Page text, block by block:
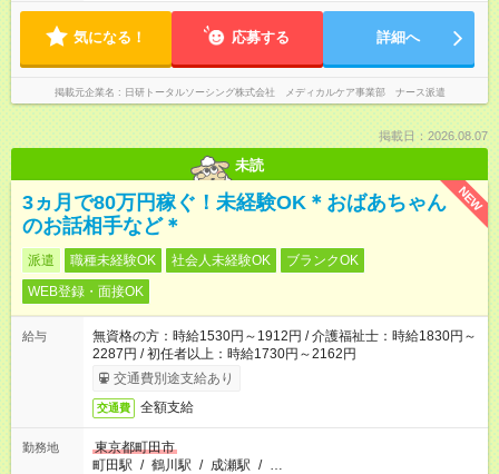
気になる！ 応募する 詳細へ
掲載元企業名 日研トータルソーシング株式会社 メディカルケア事業部 ナース派遣
掲載日：2026.08.07
未読
NEW
3ヵ月で80万円稼ぐ！未経験OK＊おばあちゃん
のお話相手など＊
派遣 職種未経験OK 社会人未経験OK
ブランクOK
WEB登録・面接OK
給与
無資格の方：時給1530円～1912円 / 介護福祉士：時給1830円～
2287円 / 初任者以上：時給1730円～2162円
交通費別途支給あり
交通費 全額支給
勤務地
東京都町田市
町田駅 / 鶴川駅 / 成瀬駅 / …